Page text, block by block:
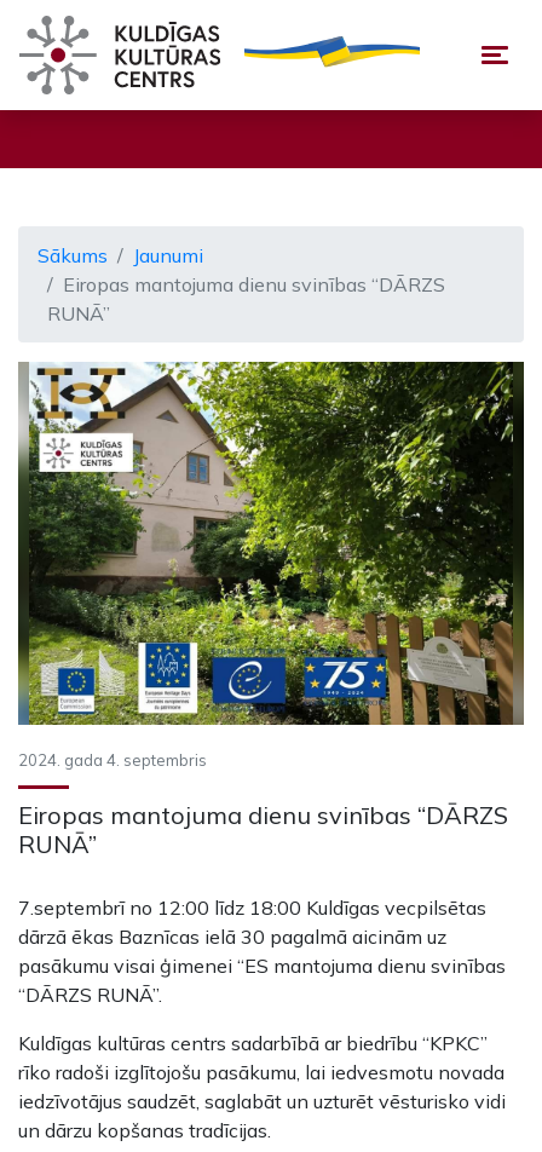
Sākums
Jaunumi
Eiropas mantojuma dienu svinības “DĀRZS
RUNĀ”
2024. gada 4. septembris
Eiropas mantojuma dienu svinības “DĀRZS
RUNĀ”
7.septembrī no 12:00 līdz 18:00 Kuldīgas vecpilsētas
dārzā ēkas Baznīcas ielā 30 pagalmā aicinām uz
pasākumu visai ģimenei “ES mantojuma dienu svinības
“DĀRZS RUNĀ”.
Kuldīgas kultūras centrs sadarbībā ar biedrību “KPKC”
rīko radoši izglītojošu pasākumu, lai iedvesmotu novada
iedzīvotājus saudzēt, saglabāt un uzturēt vēsturisko vidi
un dārzu kopšanas tradīcijas.